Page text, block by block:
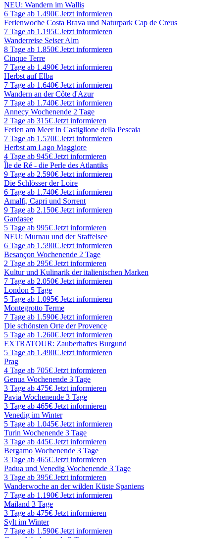
NEU: Wandern im Wallis
6 Tage ab 1.490€ Jetzt informieren
Ferienwoche Costa Brava und Naturpark Cap de Creus
7 Tage ab 1.195€ Jetzt informieren
Wanderreise Seiser Alm
8 Tage ab 1.850€ Jetzt informieren
Cinque Terre
7 Tage ab 1.490€ Jetzt informieren
Herbst auf Elba
7 Tage ab 1.640€ Jetzt informieren
Wandern an der Côte d'Azur
7 Tage ab 1.740€ Jetzt informieren
Annecy Wochenende 2 Tage
2 Tage ab 315€ Jetzt informieren
Ferien am Meer in Castiglione della Pescaia
7 Tage ab 1.570€ Jetzt informieren
Herbst am Lago Maggiore
4 Tage ab 945€ Jetzt informieren
Île de Ré - die Perle des Atlantiks
9 Tage ab 2.590€ Jetzt informieren
Die Schlösser der Loire
6 Tage ab 1.740€ Jetzt informieren
Amalfi, Capri und Sorrent
9 Tage ab 2.150€ Jetzt informieren
Gardasee
5 Tage ab 995€ Jetzt informieren
NEU: Murnau und der Staffelsee
6 Tage ab 1.590€ Jetzt informieren
Besançon Wochenende 2 Tage
2 Tage ab 295€ Jetzt informieren
Kultur und Kulinarik der italienischen Marken
7 Tage ab 2.050€ Jetzt informieren
London 5 Tage
5 Tage ab 1.095€ Jetzt informieren
Montegrotto Terme
7 Tage ab 1.590€ Jetzt informieren
Die schönsten Orte der Provence
5 Tage ab 1.260€ Jetzt informieren
EXTRATOUR: Zauberhaftes Burgund
5 Tage ab 1.490€ Jetzt informieren
Prag
4 Tage ab 705€ Jetzt informieren
Genua Wochenende 3 Tage
3 Tage ab 475€ Jetzt informieren
Pavia Wochenende 3 Tage
3 Tage ab 465€ Jetzt informieren
Venedig im Winter
5 Tage ab 1.045€ Jetzt informieren
Turin Wochenende 3 Tage
3 Tage ab 445€ Jetzt informieren
Bergamo Wochenende 3 Tage
3 Tage ab 465€ Jetzt informieren
Padua und Venedig Wochenende 3 Tage
3 Tage ab 395€ Jetzt informieren
Wanderwoche an der wilden Küste Spaniens
7 Tage ab 1.190€ Jetzt informieren
Mailand 3 Tage
3 Tage ab 475€ Jetzt informieren
Sylt im Winter
7 Tage ab 1.590€ Jetzt informieren